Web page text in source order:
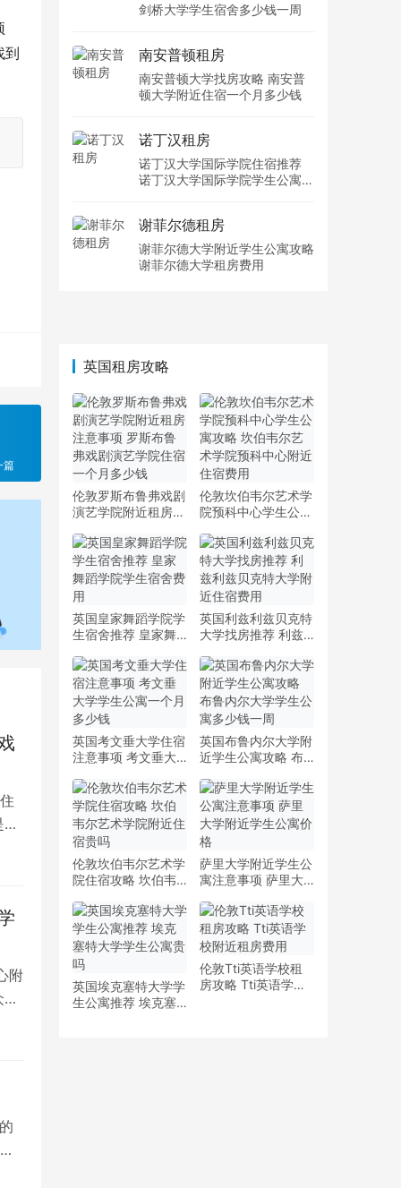
到
篇
附
剑桥大学学生宿舍多少钱一周
南安普顿租房
南安普顿大学找房攻略 南安普
顿大学附近住宿一个月多少钱
诺丁汉租房
诺丁汉大学国际学院住宿推荐
诺丁汉大学国际学院学生公寓多
谢菲尔德租房
谢菲尔德大学附近学生公寓攻略
谢菲尔德大学租房费用
英国租房攻略
伦敦罗斯布鲁弗戏剧
演艺学院附近租房注
戏剧演艺学院住宿一
个月多少钱
伦敦坎伯韦尔艺术学
院预科中心学生公寓
学院预科中心附近住
宿费用
英国皇家舞蹈学院学
生宿舍推荐 皇家舞
英国利兹利兹贝克特
大学找房推荐 利兹
住宿费用
英国考文垂大学住宿
注意事项 考文垂大
少钱
英国布鲁内尔大学附
近学生公寓攻略 布
多少钱一周
伦敦坎伯韦尔艺术学
院住宿攻略 坎伯韦
贵吗
萨里大学附近学生公
寓注意事项 萨里大
英国埃克塞特大学学
生公寓推荐 埃克塞
伦敦Tti英语学校租
房攻略 Tti英语学校